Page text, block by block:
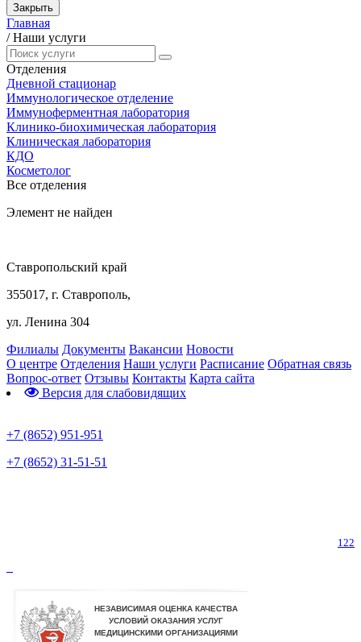
Закрыть
Главная
/ Наши услуги
Отделения
Дневной стационар
Иммунологическое отделение
Иммуноферментная лаборатория
Клинико-биохимическая лаборатория
Клиническая лаборатория
КДО
Косметолог
Все отделения
Элемент не найден
Ставропольский край
355017, г. Ставрополь,
ул. Ленина 304
Филиалы Документы Вакансии Новости
О центре Отделения Наши услуги Расписание Обратная связь
Вопрос-ответ Отзывы Контакты Карта сайта
Версия для слабовидящих
+7 (8652) 951-951
+7 (8652) 31-51-51
122